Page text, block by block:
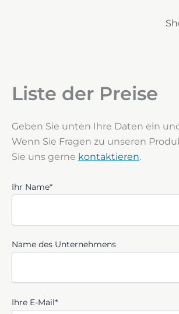
Liste der Preise
Geben Sie unten Ihre Daten ein
Wenn Sie Fragen zu unseren
Sie uns gerne kontaktieren.
Ihr Name*
Name des Unternehmens
Ihre E-Mail*